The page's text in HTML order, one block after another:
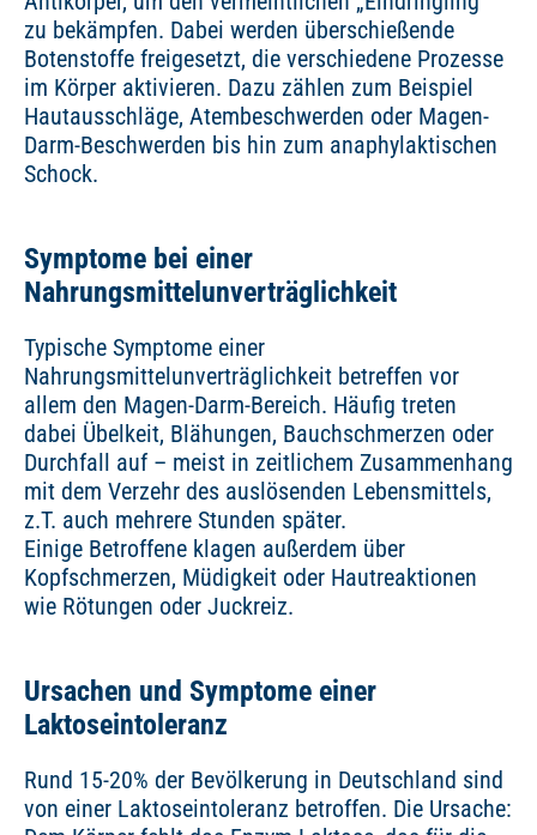
zu bekämpfen. Dabei werden überschießende
Botenstoffe freigesetzt, die verschiedene Prozesse
im Körper aktivieren. Dazu zählen zum Beispiel
Hautausschläge, Atembeschwerden oder Magen-
Darm-Beschwerden bis hin zum anaphylaktischen
Schock.
Symptome bei einer
Nahrungsmittelunverträglichkeit
Typische Symptome einer
Nahrungsmittelunverträglichkeit betreffen vor
allem den Magen-Darm-Bereich. Häufig treten
dabei Übelkeit, Blähungen, Bauchschmerzen oder
Durchfall auf – meist in zeitlichem Zusammenhang
mit dem Verzehr des auslösenden Lebensmittels,
z.T. auch mehrere Stunden später.
Einige Betroffene klagen außerdem über
Kopfschmerzen, Müdigkeit oder Hautreaktionen
wie Rötungen oder Juckreiz.
Ursachen und Symptome einer
Laktoseintoleranz
Rund 15-20% der Bevölkerung in Deutschland sind
von einer Laktoseintoleranz betroffen. Die Ursache: